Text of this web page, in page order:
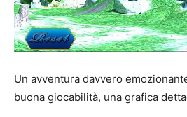
Un avventura davvero
buona giocabilità, una grafica